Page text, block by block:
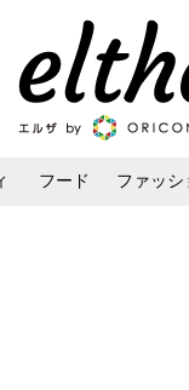
フード ファッシ